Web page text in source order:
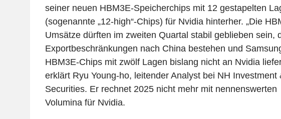
seiner neuen HBM3E-Speicherchips mit 12 gestapelten
(sogenannte „12-high“-Chips) für Nvidia hinterher. „Die
Umsätze dürften im zweiten Quartal stabil geblieben sein,
Exportbeschränkungen nach China bestehen und
HBM3E-Chips mit zwölf Lagen bislang nicht an Nvidia
erklärt Ryu Young-ho, leitender Analyst bei NH Investment
Securities. Er rechnet 2025 nicht mehr mit nennenswerten
Volumina für Nvidia.